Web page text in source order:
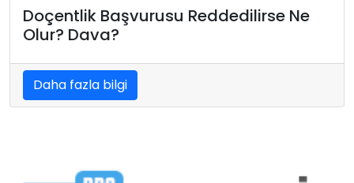
Doçentlik Başvurusu Reddedilirse Ne
Olur? Dava?
Daha fazla bilgi